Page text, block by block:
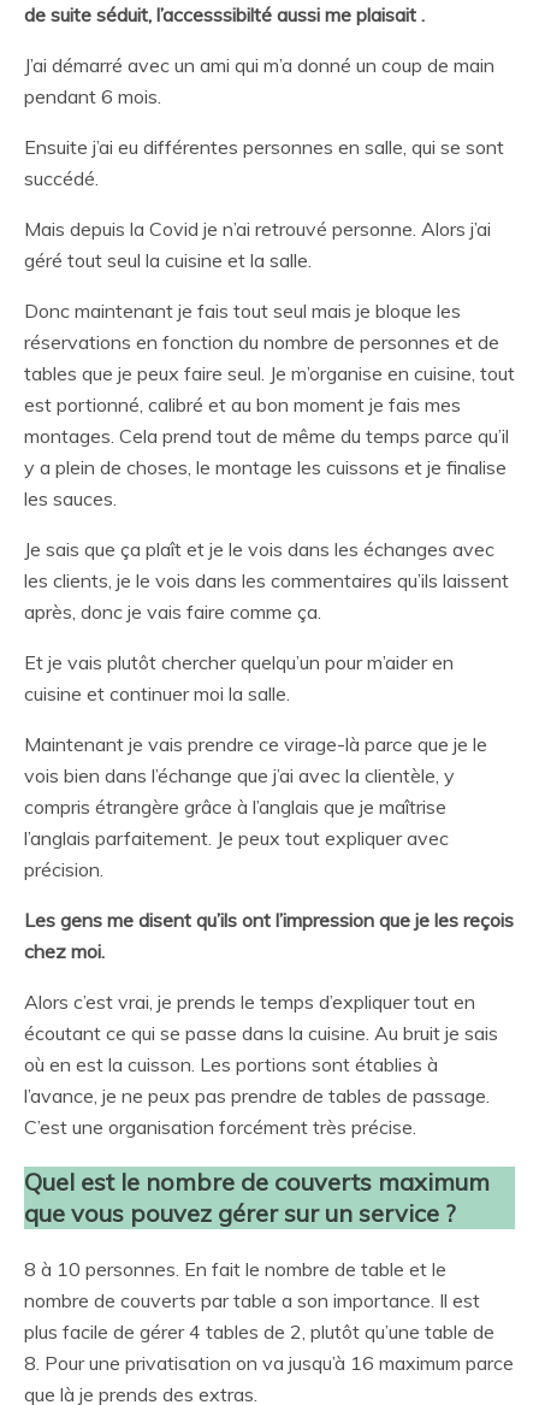
de suite séduit, l’accesssibilté aussi me plaisait .
J’ai démarré avec un ami qui m’a donné un coup de main
pendant 6 mois.
Ensuite j’ai eu différentes personnes en salle, qui se sont
succédé.
Mais depuis la Covid je n’ai retrouvé personne. Alors j’ai
géré tout seul la cuisine et la salle.
Donc maintenant je fais tout seul mais je bloque les
réservations en fonction du nombre de personnes et de
tables que je peux faire seul. Je m’organise en cuisine, tout
est portionné, calibré et au bon moment je fais mes
montages. Cela prend tout de même du temps parce qu’il
y a plein de choses, le montage les cuissons et je finalise
les sauces.
Je sais que ça plaît et je le vois dans les échanges avec
les clients, je le vois dans les commentaires qu’ils laissent
après, donc je vais faire comme ça.
Et je vais plutôt chercher quelqu’un pour m’aider en
cuisine et continuer moi la salle.
Maintenant je vais prendre ce virage-là parce que je le
vois bien dans l’échange que j’ai avec la clientèle, y
compris étrangère grâce à l’anglais que je maîtrise
l’anglais parfaitement. Je peux tout expliquer avec
précision.
Les gens me disent qu’ils ont l’impression que je les reçois
chez moi.
Alors c’est vrai, je prends le temps d’expliquer tout en
écoutant ce qui se passe dans la cuisine. Au bruit je sais
où en est la cuisson. Les portions sont établies à
l’avance, je ne peux pas prendre de tables de passage.
C’est une organisation forcément très précise.
Quel est le nombre de couverts maximum
que vous pouvez gérer sur un service ?
8 à 10 personnes. En fait le nombre de table et le
nombre de couverts par table a son importance. Il est
plus facile de gérer 4 tables de 2, plutôt qu’une table de
8. Pour une privatisation on va jusqu’à 16 maximum parce
que là je prends des extras.